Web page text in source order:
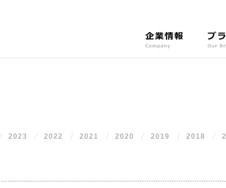
企
y
ブ
n
2023 2022 2021 2020 2019 2018